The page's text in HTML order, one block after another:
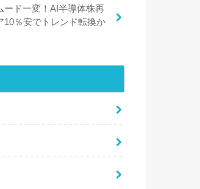
ード一変！AI半導体株再
10％安でトレンド転換か